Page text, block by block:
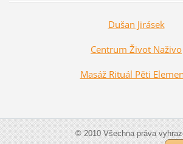
Dušan Jirásek
Centrum Život Naživo
Masáž Rituál Pěti
© 2010 Všechna práva